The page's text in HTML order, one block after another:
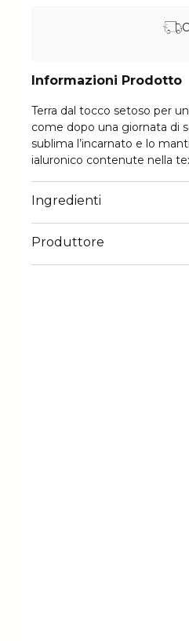
Informazioni Prodotto
Terra dal tocco setoso per
come dopo una giornata di
sublima l’incarnato e lo
ialuronico contenute nella
risultato contorni scolpiti,
verso le tempie, scendere
Ingredienti
Produttore